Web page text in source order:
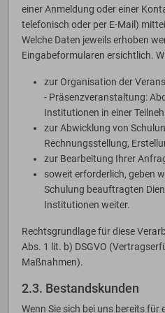
einer Anmeldung oder einer
telefonisch oder per E-Mail)
Welche Daten jeweils erhoben
Eingabeformularen ersichtlich.
zur Organisation der
- Präsenzveranstaltung:
Institutionen in einer
zur Abwicklung von
Rechnungsstellung,
zur Bearbeitung Ihrer
soweit erforderlich, geben
Schulung beauftragten
Institutionen weiter.
Rechtsgrundlage für diese
Abs. 1 lit. b) DSGVO
Maßnahmen).
2.3. Bestandskunden
Wenn Sie sich bei uns bereits